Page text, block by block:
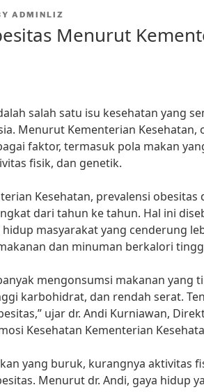
ADMINLIZ
Menurut
salah satu isu kesehatan yang
Menurut Kementerian Kesehatan,
faktor, termasuk pola makan
fisik, dan genetik.
Kesehatan, prevalensi obesitas
dari tahun ke tahun. Hal ini
masyarakat yang cenderung
dan minuman berkalori
mengonsumsi makanan yang
karbohidrat, dan rendah serat.
ujar dr. Andi Kurniawan,
Kesehatan Kementerian
yang buruk, kurangnya aktivitas
Menurut dr. Andi, gaya hidup